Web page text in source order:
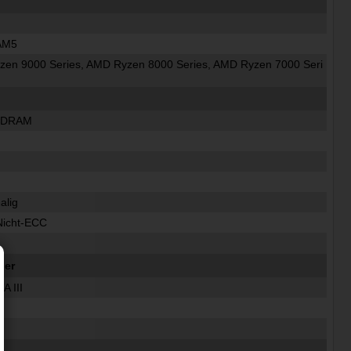
9000 Series, AMD Ryzen 8000 Series, AMD Ryzen 7000 Seri
ECC
III